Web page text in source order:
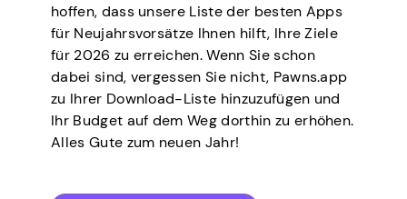
hoffen, dass unsere Liste der besten Apps
für Neujahrsvorsätze Ihnen hilft, Ihre Ziele
für 2026 zu erreichen. Wenn Sie schon
dabei sind, vergessen Sie nicht, Pawns.app
zu Ihrer Download-Liste hinzuzufügen und
Ihr Budget auf dem Weg dorthin zu erhöhen.
Alles Gute zum neuen Jahr!